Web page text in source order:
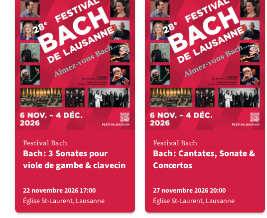
Festival Bach
Bach : 3 Sonates pour
viole de gambe & clavecin
22 novembre 2026 17:00
Église St-Laurent, Lausanne
Festival Bach
Bach : Cantates, Sonate &
Concertos
27 novembre 2026 20:00
Église St-Laurent, Lausanne